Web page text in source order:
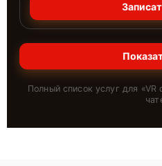
Полный список услуг для «VR